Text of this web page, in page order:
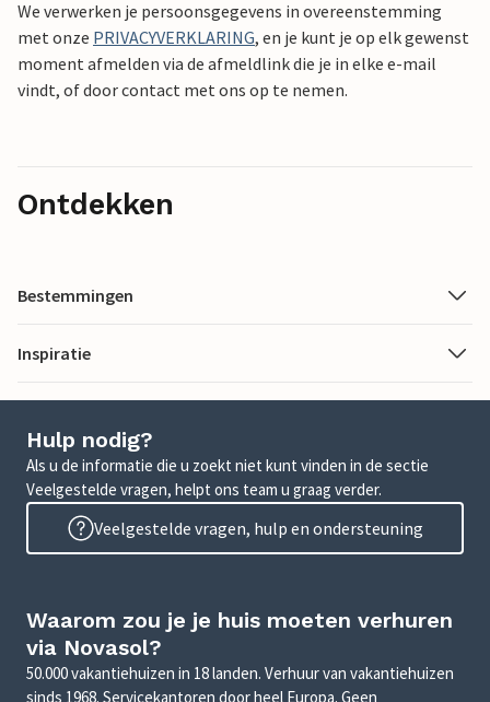
We verwerken je persoonsgegevens in overeenstemming
met onze PRIVACYVERKLARING, en je kunt je op elk gewenst
moment afmelden via de afmeldlink die je in elke e-mail
vindt, of door contact met ons op te nemen.
Ontdekken
Bestemmingen
Inspiratie
Hulp nodig?
Als u de informatie die u zoekt niet kunt vinden in de sectie
Veelgestelde vragen, helpt ons team u graag verder.
Veelgestelde vragen, hulp en ondersteuning
Waarom zou je je huis moeten verhuren
via Novasol?
50.000 vakantiehuizen in 18 landen. Verhuur van vakantiehuizen
sinds 1968. Servicekantoren door heel Europa. Geen